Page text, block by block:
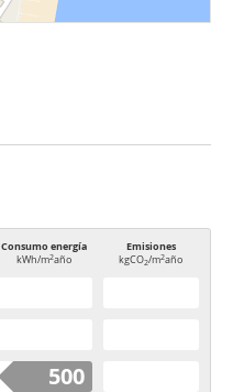
Consumo energía
kWh/m2año
Emisiones
kgCO2/m2año
500